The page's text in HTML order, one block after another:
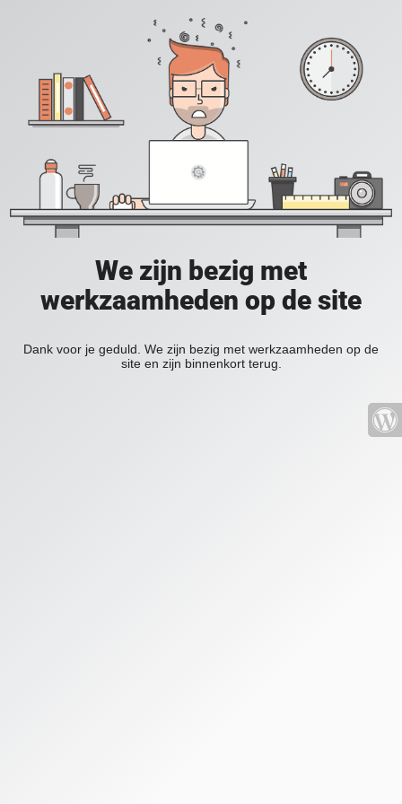
We zijn bezig met
werkzaamheden op de site
Dank voor je geduld. We zijn bezig met werkzaamheden op de
site en zijn binnenkort terug.